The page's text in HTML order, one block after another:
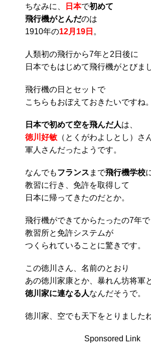
ちなみに、 日本で初めて
飛行機がとんだのは
1910年の12月19日 。
人類初の飛行から7年と2日後に
日本でもはじめて飛行機がとびま
飛行機の日とセットで
こちらもおぼえておきたいですね。
日本で初めて空を飛んだ人は、
徳川好敏 （とくがわよしとし）さ
軍人さんだったようです。
なんでもフランス まで飛行機学校
教習に行き、免許を取得して
日本に帰ってきたのだとか。
飛行機ができてからたったの7年で
教習所と免許システムが
つくられていることに驚きです。
この徳川さん、名前のとおり
あの徳川家康とか、暴れん坊将軍
徳川家に連なる人なんだそうで。
徳川家、空でも天下をとりましたね
Sponsored Link